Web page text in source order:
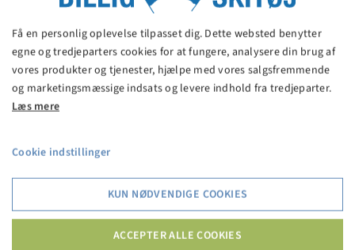
Få en personlig oplevelse tilpasset dig. Dette websted benytter
egne og tredjeparters cookies for at fungere, analysere din brug af
vores produkter og tjenester, hjælpe med vores salgsfremmende
og marketingsmæssige indsats og levere indhold fra tredjeparter.
Læs mere
Cookie indstillinger
KUN NØDVENDIGE COOKIES
ACCEPTER ALLE COOKIES